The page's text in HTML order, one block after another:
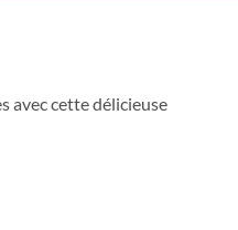
avec cette délicieuse